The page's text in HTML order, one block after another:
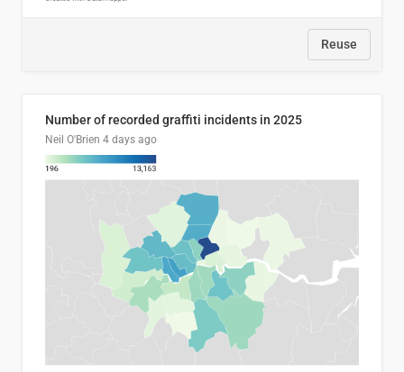
Reuse
Number of recorded graffiti incidents in 2025
Neil O'Brien 4 days ago